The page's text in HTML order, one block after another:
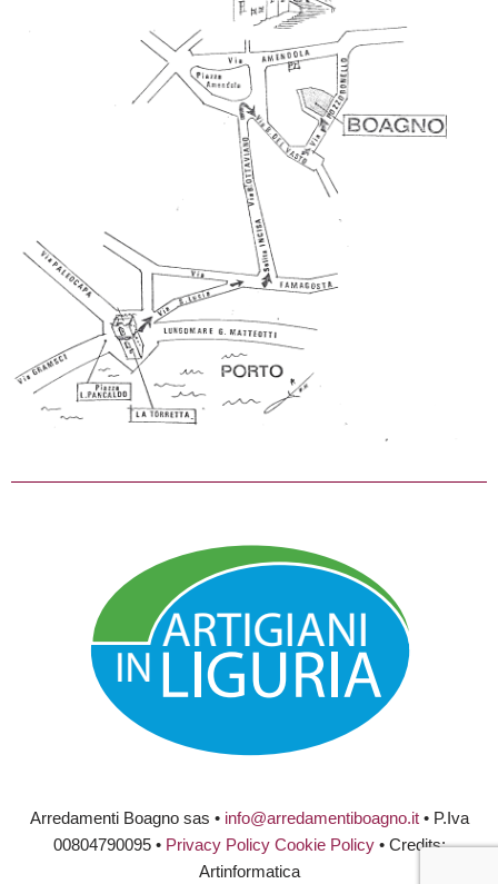
Arredamenti Boagno sas • info@arredamentiboagno.it• P.Iva
00804790095 • Privacy Policy Cookie Policy• Credits:
Artinformatica